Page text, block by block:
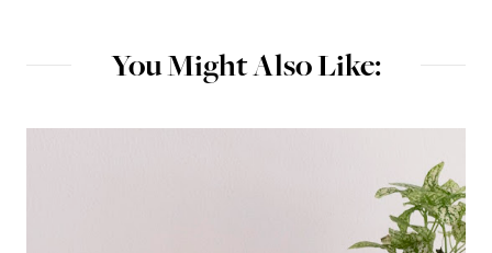
You Might Also Like: